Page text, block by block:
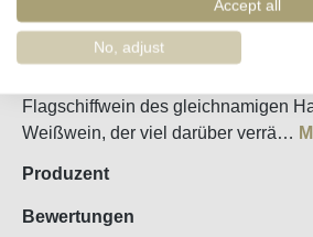
Steckbrief
Flagschiffwein des gleichnamigen
Weißwein, der viel darüber verrä…
Produzent
Bewertungen
Accept all
No, adjust